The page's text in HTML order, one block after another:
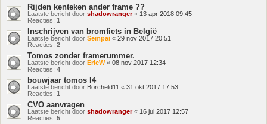
Rijden kenteken ander frame ??
Laatste bericht door shadowranger« 13 apr 2018 09:45
Reacties: 1
Inschrijven van bromfiets in België
Laatste bericht door Sempai « 29 nov 2017 20:51
Reacties: 2
Tomos zonder framerummer.
Laatste bericht door EricW« 08 nov 2017 12:34
Reacties: 4
bouwjaar tomos l4
Laatste bericht door Borcheld11 « 31 okt 2017 17:53
Reacties: 1
CVO aanvragen
Laatste bericht door shadowranger« 16 jul 2017 12:57
Reacties: 5